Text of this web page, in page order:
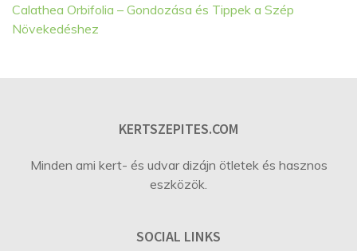
Calathea Orbifolia – Gondozása és Tippek a Szép
Növekedéshez
KERTSZEPITES.COM
Minden ami kert- és udvar dizájn ötletek és hasznos
eszközök.
SOCIAL LINKS